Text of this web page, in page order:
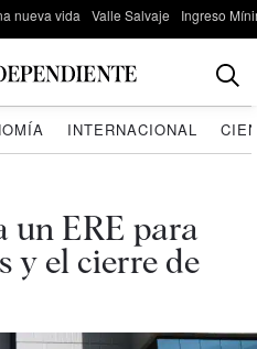
nueva vida Valle Salvaje Ingreso
INTERNACIONAL
un ERE para
y el cierre de